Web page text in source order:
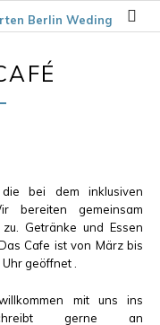
bei dem inklusiven
bereiten gemeinsam
Getränke und Essen
Cafe ist von März bis
geöffnet .
mit uns ins
gerne an